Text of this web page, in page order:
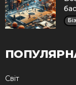
Cвіт